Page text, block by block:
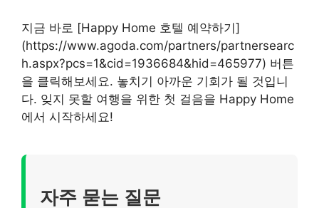
지금 바로 [Happy Home 호텔 예약하기]
(https://www.agoda.com/partners/partnersearc
h.aspx?pcs=1&cid=1936684&hid=465977) 버튼
을 클릭해보세요. 놓치기 아까운 기회가 될 것입니
다. 잊지 못할 여행을 위한 첫 걸음을 Happy Home
에서 시작하세요!
자주 묻는 질문